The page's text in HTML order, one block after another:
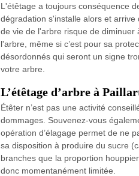
L'étêtage a toujours conséquence
dégradation s'installe alors et arrive
de vie de l'arbre risque de diminuer
l'arbre, même si c’est pour sa
désordonnés qui seront un signe
votre arbre.
L’étêtage d’arbre à
Étêter n’est pas une activité
dommages. Souvenez-vous
opération d’élagage permet de ne
sa disposition à produire du sucre
branches que la proportion
donc momentanément limitée.